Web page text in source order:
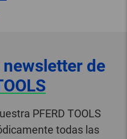
de
PFERD TOOLS
todas las